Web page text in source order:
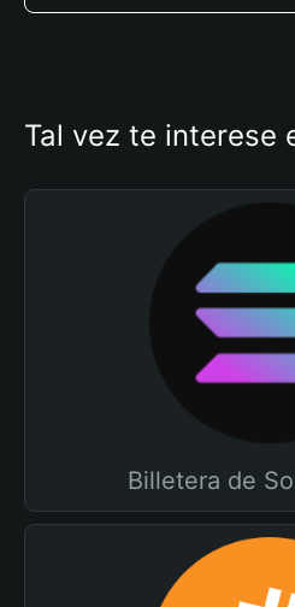
Tal vez te interese
Billetera de